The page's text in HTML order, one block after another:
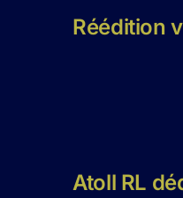
Réédition
Atoll RL